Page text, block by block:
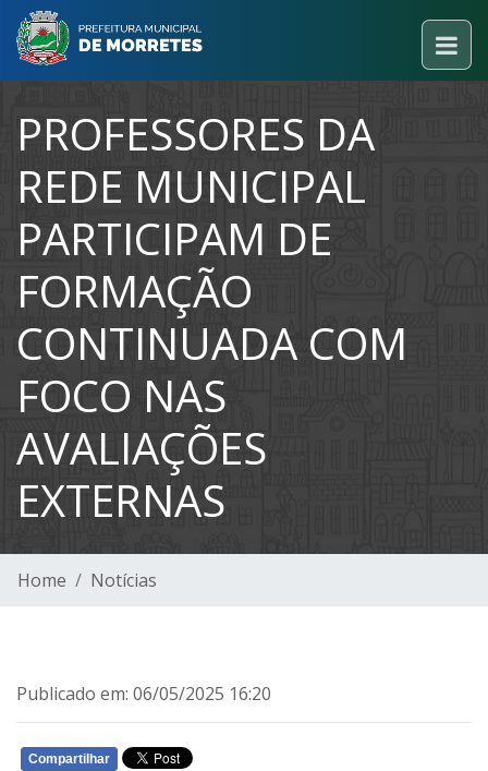
PROFESSORES DA
REDE MUNICIPAL
PARTICIPAM DE
FORMAÇÃO
CONTINUADA COM
FOCO NAS
AVALIAÇÕES
EXTERNAS
Home Notícias
Publicado em: 06/05/2025 16:20
Compartilhar